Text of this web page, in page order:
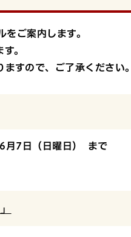
ご案内します。
。
すので、ご了承ください。
月7日（日曜日） まで